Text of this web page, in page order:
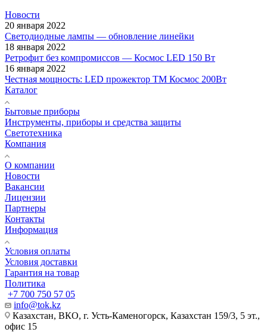
Новости
20 января 2022
Светодиодные лампы — обновление линейки
18 января 2022
Ретрофит без компромиссов — Космос LED 150 Вт
16 января 2022
Честная мощность: LED прожектор ТМ Космос 200Вт
Каталог
Бытовые приборы
Инструменты, приборы и средства защиты
Светотехника
Компания
О компании
Новости
Вакансии
Лицензии
Партнеры
Контакты
Информация
Условия оплаты
Условия доставки
Гарантия на товар
Политика
+7 700 750 57 05
info@tok.kz
Казахстан, ВКО, г. Усть-Каменогорск, Казахстан 159/3, 5 эт.,
офис 15